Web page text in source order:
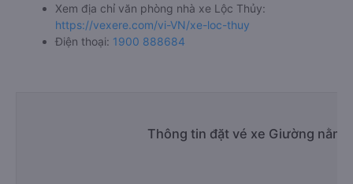
Xem địa chỉ văn phòng nhà xe Lộc Thủy:
https://vexere.com/vi-VN/xe-loc-thuy
Điện thoại: 1900 888684
Thông tin đặt vé xe Giường nằm